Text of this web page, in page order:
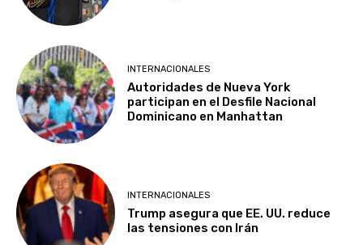
INTERNACIONALES
Autoridades de Nueva York
participan en el Desfile Nacional
Dominicano en Manhattan
INTERNACIONALES
Trump asegura que EE. UU. reduce
las tensiones con Irán